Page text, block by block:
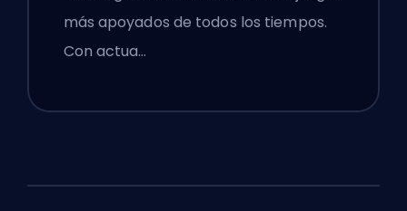
más apoyados de todos los tiempos.
Con actua…